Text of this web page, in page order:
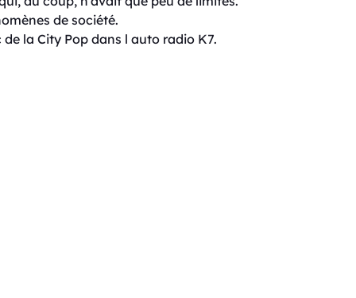
de société.
la City Pop dans l auto radio K7.